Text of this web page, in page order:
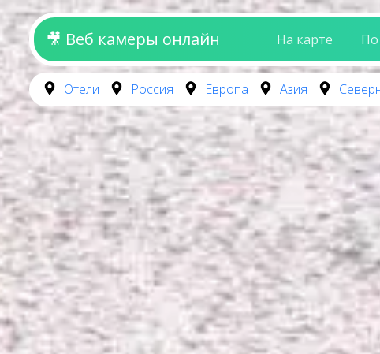
🎥 Веб камеры онлайн На карте По
Отели Россия Европа Азия